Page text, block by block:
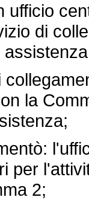
di
la
per
2;